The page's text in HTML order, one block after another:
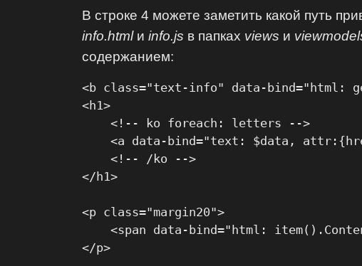
В строке 4 можете заметить какой путь
info.htmlиinfo.js в папках views и
содержанием:
<b class="text-info" data-bind="html:
<h1>
    <!-- ko foreach: letters -->
<a data-bind="text: $data,
    <!-- /ko -->
</h1>
<p class="margin20">
<span data-bind="html:
</p>